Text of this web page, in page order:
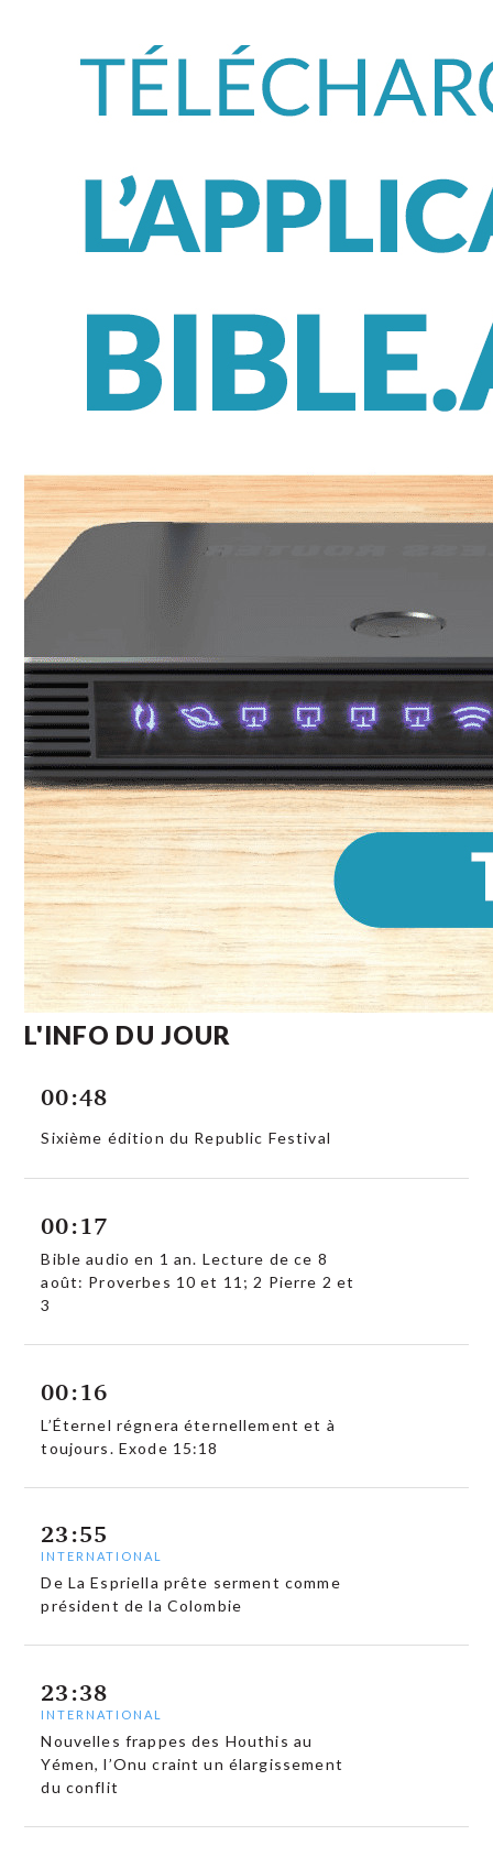
L'INFO DU JOUR
00:48
Sixième édition du Republic Festival
00:17
Bible audio en 1 an. Lecture de ce 8
août: Proverbes 10 et 11; 2 Pierre 2 et
3
00:16
L’Éternel régnera éternellement et à
toujours. Exode 15:18
23:55
INTERNATIONAL
De La Espriella prête serment comme
président de la Colombie
23:38
INTERNATIONAL
Nouvelles frappes des Houthis au
Yémen, l’Onu craint un élargissement
du conflit